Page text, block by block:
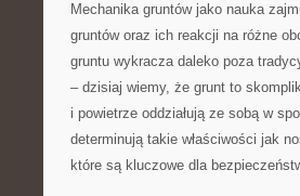
Mechanika gruntów jako nauka
gruntów oraz ich reakcji na różne
gruntu wykracza daleko poza
– dzisiaj wiemy, że grunt to
i powietrze oddziałują ze sobą w
determinują takie właściwości jak
które są kluczowe dla